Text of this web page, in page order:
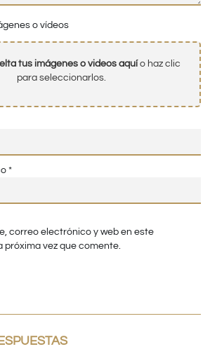
o vídeos
tus imágenes o videos aquío haz clic
para seleccionarlos.
*
correo electrónico y web en este
próxima vez que comente.